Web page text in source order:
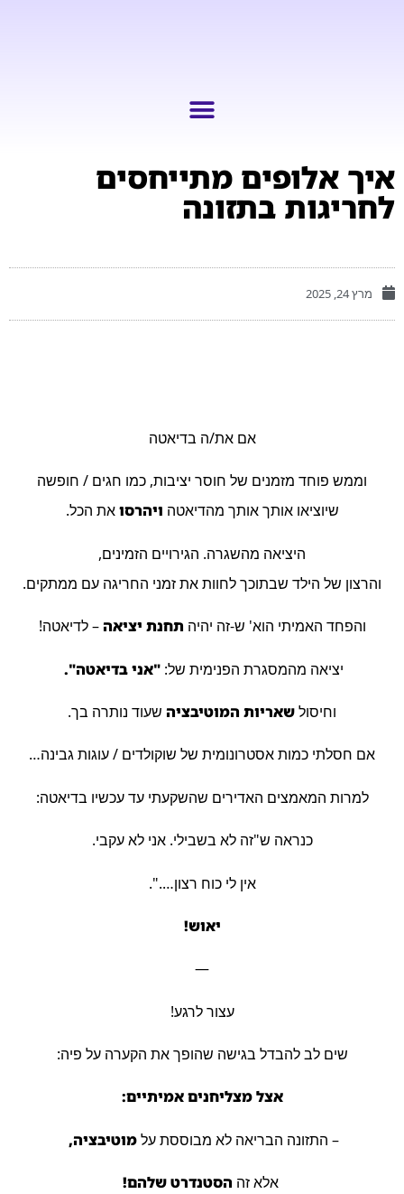
איך אלופים מתייחסים
לחריגות בתזונה
מרץ 24, 2025
אם את/ה בדיאטה
וממש פוחד מזמנים של חוסר יציבות, כמו חגים / חופשה
שיוציאו אותך אותך מהדיאטה ויהרסואת הכל.
היציאה מהשגרה. הגירויים הזמינים,
והרצון של הילד שבתוכך לחוות את זמני החריגה עם ממתקים.
והפחד האמיתי הוא' ש-זה יהיה תחנת יציאה– לדיאטה!
יציאה מהמסגרת הפנימית של: "אני בדיאטה".
וחיסולשאריות המוטיבציה שעוד נותרה בך.
אם חסלתי כמות אסטרונומית של שוקולדים / עוגות גבינה…
למרות המאמצים האדירים שהשקעתי עד עכשיו בדיאטה:
כנראה ש"זה לא בשבילי. אני לא עקבי.
אין לי כוח רצון….".
יאוש!
—
עצור לרגע!
שים לב להבדל בגישה שהופך את הקערה על פיה:
אצל מצליחנים אמיתיים:
– התזונה הבריאה לא מבוססת עלמוטיבציה,
אלא זה הסטנדרט שלהם!